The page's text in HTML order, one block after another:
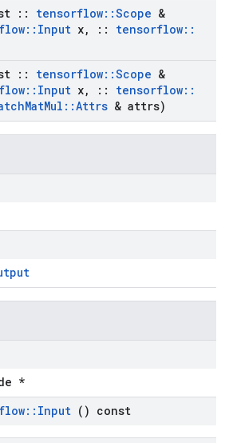
:: tensorflow::Scope &
:: Input x, :: tensorflow::
:: tensorflow::Scope &
:: Input x, :: tensorflow::
MatMul ::Attrs & attrs)
*
:: Input () const